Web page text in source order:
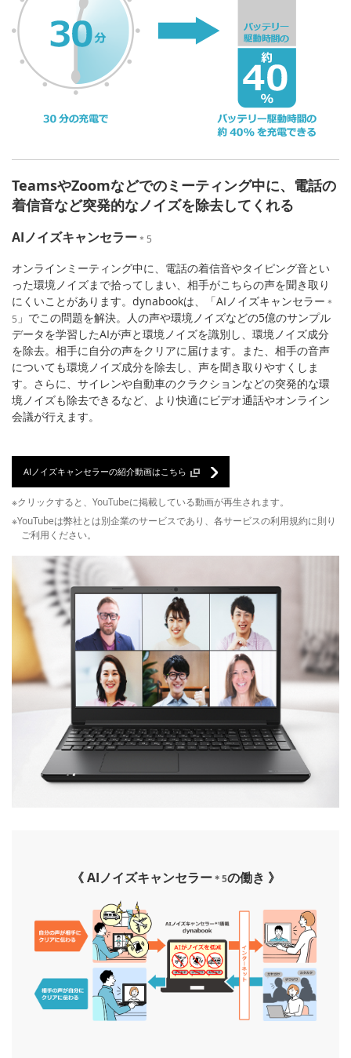
TeamsやZoomなどでのミーティング中に、電話の
着信音など突発的なノイズを除去してくれる
AIノイズキャンセラー＊5
オンラインミーティング中に、電話の着信音やタイピング音とい
った環境ノイズまで拾ってしまい、相手がこちらの声を聞き取り
にくいことがあります。dynabookは、「AIノイズキャンセラー ＊
5 」でこの問題を解決。人の声や環境ノイズなどの5億のサンプル
データを学習したAIが声と環境ノイズを識別し、環境ノイズ成分
を除去。相手に自分の声をクリアに届けます。また、相手の音声
についても環境ノイズ成分を除去し、声を聞き取りやすくしま
す。さらに、サイレンや自動車のクラクションなどの突発的な環
境ノイズも除去できるなど、より快適にビデオ通話やオンライン
会議が行えます。
AIノイズキャンセラーの紹介動画はこちら
※クリックすると、YouTubeに掲載している動画が再生されます。
※YouTubeは弊社とは別企業のサービスであり、各サービスの利用規約に則り
ご利用ください。
《 AIノイズキャンセラー＊5の働き 》